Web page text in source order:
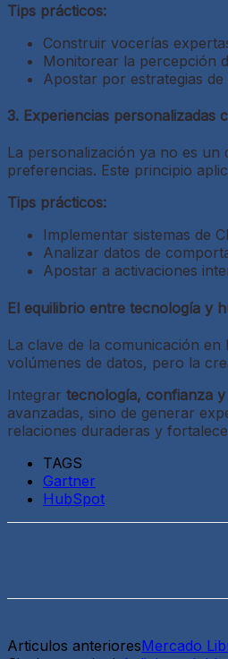
Tips prácticos:
Construir vocerías
Monitorear la percepción
Apostar por estrategias
3. Experiencias personalizadas
La personalización ya no es un
preferencias. Este principio
Tips prácticos:
Implementar sistemas de
Analizar datos de
Apostar a activaciones
El equilibrio entre tecnología y
La clave de la comunicación en
volúmenes de datos, pero la
Integrar tecnología, confianza
avanzadas, sino de generar
relaciones duraderas y
TAGS
Gartner
HubSpot
Articulos anterioresMercado